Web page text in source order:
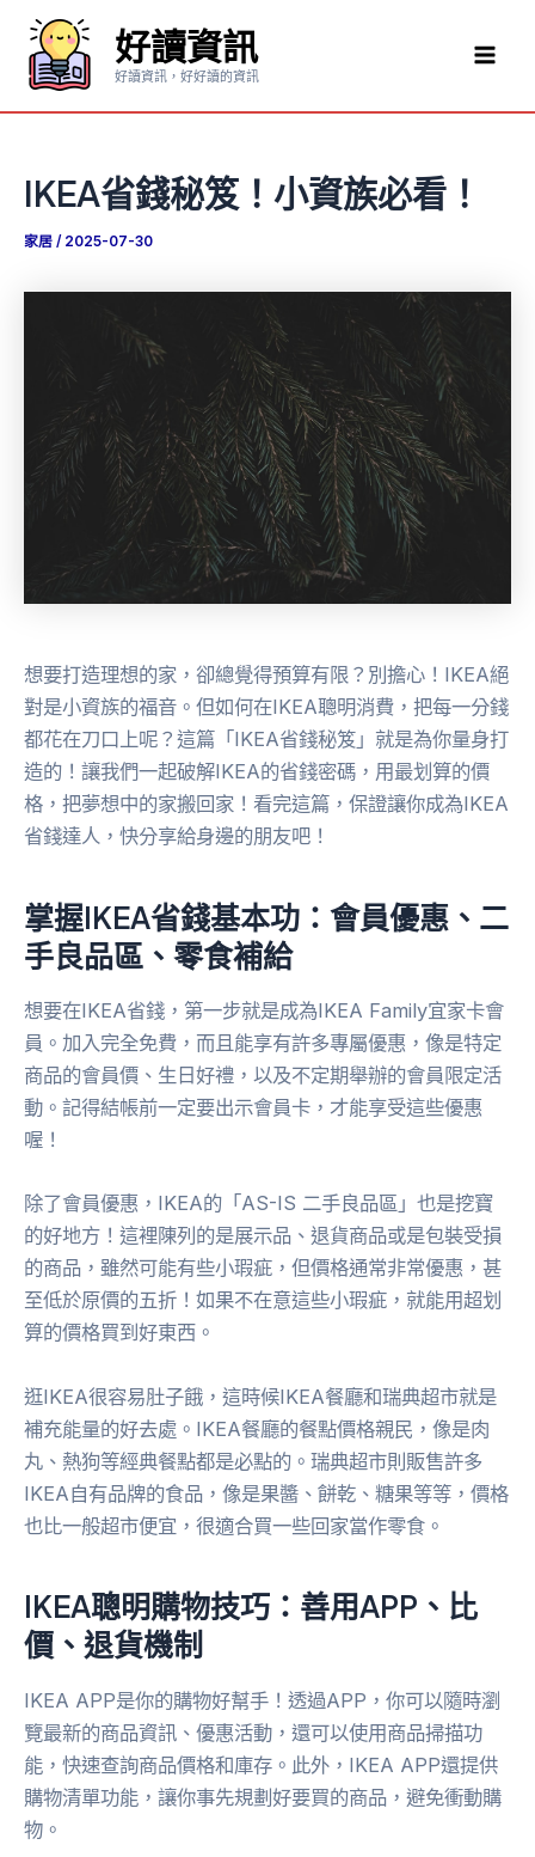
要
好讀資訊
好讀資訊，好好讀的資訊
IKEA省錢秘笈！小資族必看！
家居 / 2025-07-30
想要打造理想的家，卻總覺得預算有限？別擔心！IKEA絕
對是小資族的福音。但如何在IKEA聰明消費，把每一分錢
都花在刀口上呢？這篇「IKEA省錢秘笈」就是為你量身打
造的！讓我們一起破解IKEA的省錢密碼，用最划算的價
格，把夢想中的家搬回家！看完這篇，保證讓你成為IKEA
省錢達人，快分享給身邊的朋友吧！
掌握IKEA省錢基本功：會員優惠、二
手良品區、零食補給
想要在IKEA省錢，第一步就是成為IKEA Family宜家卡會
員。加入完全免費，而且能享有許多專屬優惠，像是特定
商品的會員價、生日好禮，以及不定期舉辦的會員限定活
動。記得結帳前一定要出示會員卡，才能享受這些優惠
喔！
除了會員優惠，IKEA的「AS-IS 二手良品區」也是挖寶
的好地方！這裡陳列的是展示品、退貨商品或是包裝受損
的商品，雖然可能有些小瑕疵，但價格通常非常優惠，甚
至低於原價的五折！如果不在意這些小瑕疵，就能用超划
算的價格買到好東西。
逛IKEA很容易肚子餓，這時候IKEA餐廳和瑞典超市就是
補充能量的好去處。IKEA餐廳的餐點價格親民，像是肉
丸、熱狗等經典餐點都是必點的。瑞典超市則販售許多
IKEA自有品牌的食品，像是果醬、餅乾、糖果等等，價格
也比一般超市便宜，很適合買一些回家當作零食。
IKEA聰明購物技巧：善用APP、比
價、退貨機制
IKEA APP是你的購物好幫手！透過APP，你可以隨時瀏
覽最新的商品資訊、優惠活動，還可以使用商品掃描功
能，快速查詢商品價格和庫存。此外，IKEA APP還提供
購物清單功能，讓你事先規劃好要買的商品，避免衝動購
物。